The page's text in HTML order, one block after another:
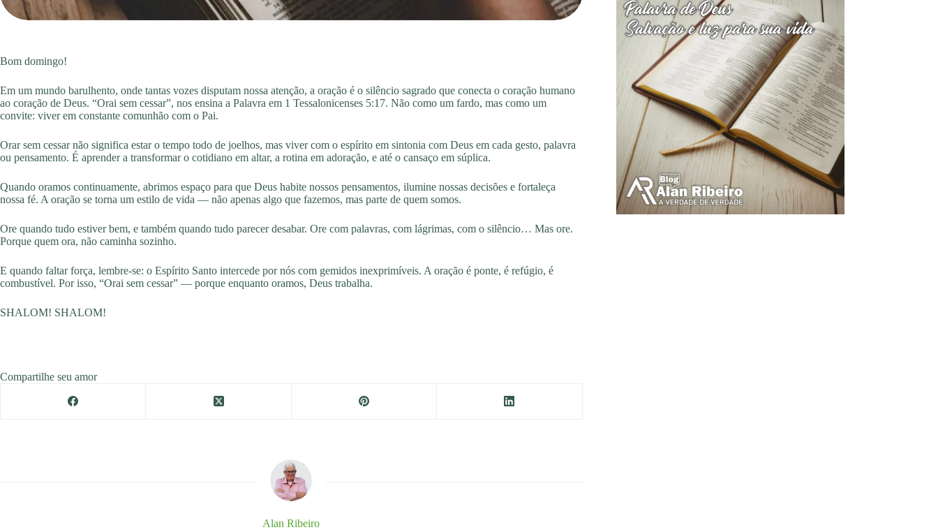
Bom domingo!
Em um mundo barulhento, onde tantas vozes disputam nossa atenção, a oração é o silêncio sagrado que conecta o coração humano
ao coração de Deus. “Orai sem cessar”, nos ensina a Palavra em 1 Tessalonicenses 5:17. Não como um fardo, mas como um
convite: viver em constante comunhão com o Pai.
Orar sem cessar não significa estar o tempo todo de joelhos, mas viver com o espírito em sintonia com Deus em cada gesto, palavra
ou pensamento. É aprender a transformar o cotidiano em altar, a rotina em adoração, e até o cansaço em súplica.
Quando oramos continuamente, abrimos espaço para que Deus habite nossos pensamentos, ilumine nossas decisões e fortaleça
nossa fé. A oração se torna um estilo de vida — não apenas algo que fazemos, mas parte de quem somos.
Ore quando tudo estiver bem, e também quando tudo parecer desabar. Ore com palavras, com lágrimas, com o silêncio… Mas ore.
Porque quem ora, não caminha sozinho.
E quando faltar força, lembre-se: o Espírito Santo intercede por nós com gemidos inexprimíveis. A oração é ponte, é refúgio, é
combustível. Por isso, “Orai sem cessar” — porque enquanto oramos, Deus trabalha.
SHALOM! SHALOM!
Compartilhe seu amor
Alan Ribeiro